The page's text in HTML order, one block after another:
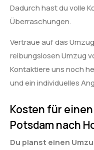
Dadurch hast du volle
Überraschungen.
Vertraue auf das
reibungslosen Umzug
Kontaktiere uns noch
und ein individuelles
Kosten für
Potsdam nach
Du planst einen